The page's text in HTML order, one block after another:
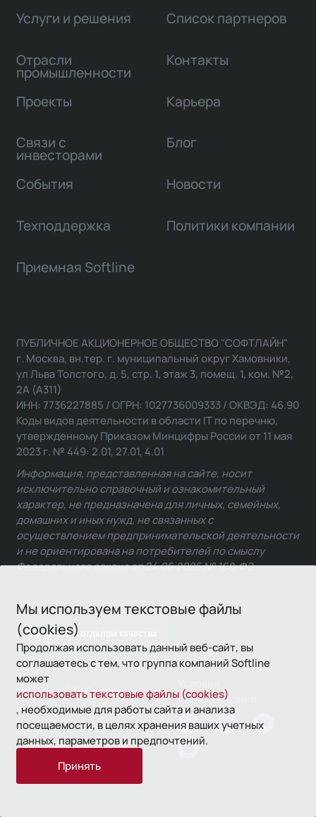
Мы используем текстовые файлы
(cookies)
Продолжая использовать данный веб-сайт, вы
соглашаетесь с тем, что группа компаний Softline
может
использовать текстовые файлы (cookies)
, необходимые для работы сайта и анализа
посещаемости, в целях хранения ваших учетных
данных, параметров и предпочтений.
Принять
Услуги и решения
Отрасли
промышленности
Проекты
Связи с
инвесторами
Список партнеров
Контакты
Карьера
Блог
События Новости
Техподдержка Политики компании
Приемная Softline
Связаться с отделом качества
ПУБЛИЧНОЕ АКЦИОНЕРНОЕ ОБЩЕСТВО "СОФТЛАЙН"
г. Москва, вн.тер. г. муниципальный округ Хамовники,
ул Льва Толстого, д. 5, стр. 1, этаж 3, помещ. 1, ком. №2,
2А (А311)
ИНН: 7736227885 / ОГРН: 1027736009333 / ОКВЭД: 46.90
Коды видов деятельности в области IT по перечню,
утвержденному Приказом Минцифры России от 11 мая
2023 г. № 449: 2.01, 27.01, 4.01
Информация, представленная на сайте, носит
исключительно справочный и ознакомительный
характер, не предназначена для личных, семейных,
домашних и иных нужд, не связанных с
осуществлением предпринимательской деятельности
и не ориентирована на потребителей по смыслу
Федерального закона от 24.06.2025 № 168-ФЗ.
© 1993—2026 Softline
использования
Политика
конфиденциальности